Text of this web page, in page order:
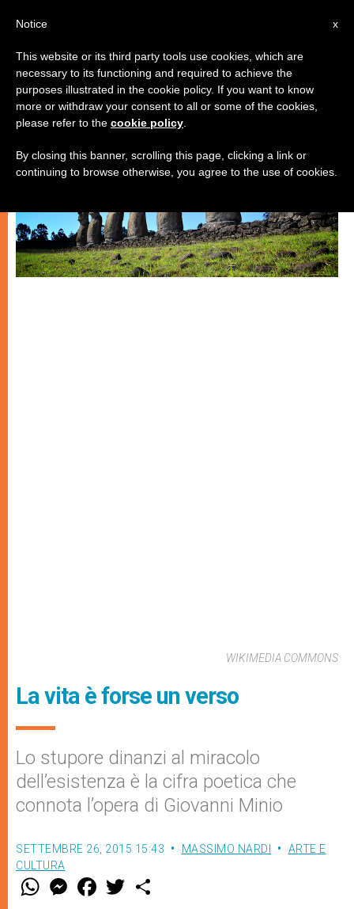
ARTE E CULTURA
WIKIMEDIA COMMONS
La vita è forse un verso
Lo stupore dinanzi al miracolo
dell’esistenza è la cifra poetica che
connota l’opera di Giovanni Minio
SETTEMBRE 26, 2015 15:43 MASSIMO NARDI
ARTE E
CULTURA
W M
e
F
a w
x
Notice
This website or its third party tools use cookies, which are
necessary to its functioning and required to achieve the
purposes illustrated in the cookie policy. If you want to know
more or withdraw your consent to all or some of the cookies,
please refer to the cookie policy
By closing this banner, scrolling this page, clicking a link or
continuing to browse otherwise, you agree to the use of cookies.